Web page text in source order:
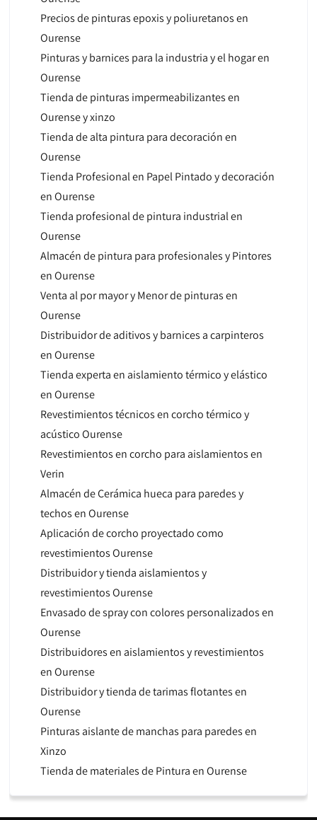
Precios de pinturas epoxis y poliuretanos en
Ourense
Pinturas y barnices para la industria y el hogar en
Ourense
Tienda de pinturas impermeabilizantes en
Ourense y xinzo
Tienda de alta pintura para decoración en
Ourense
Tienda Profesional en Papel Pintado y decoración
en Ourense
Tienda profesional de pintura industrial en
Ourense
Almacén de pintura para profesionales y Pintores
en Ourense
Venta al por mayor y Menor de pinturas en
Ourense
Distribuidor de aditivos y barnices a carpinteros
en Ourense
Tienda experta en aislamiento térmico y elástico
en Ourense
Revestimientos técnicos en corcho térmico y
acústico Ourense
Revestimientos en corcho para aislamientos en
Verin
Almacén de Cerámica hueca para paredes y
techos en Ourense
Aplicación de corcho proyectado como
revestimientos Ourense
Distribuidor y tienda aislamientos y
revestimientos Ourense
Envasado de spray con colores personalizados en
Ourense
Distribuidores en aislamientos y revestimientos
en Ourense
Distribuidor y tienda de tarimas flotantes en
Ourense
Pinturas aislante de manchas para paredes en
Xinzo
Tienda de materiales de Pintura en Ourense